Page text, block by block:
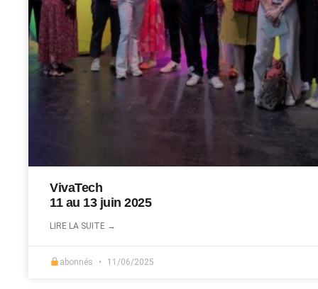
VivaTech
11 au 13 juin 2025
LIRE LA SUITE →
abonnés 11/06/2025